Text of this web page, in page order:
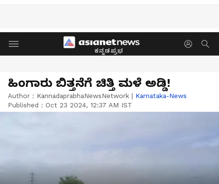
ಕನ್ನಡಪ್ರಭ
ಹಿಂಗಾರು ಬಿತ್ತನೆಗೆ ಚಿತ್ತಿ ಮಳೆ ಅಡ್ಡಿ!
Author : KannadaprabhaNewsNetwork | Karnataka-News
Published : Oct 23 2024, 12:37 AM IST